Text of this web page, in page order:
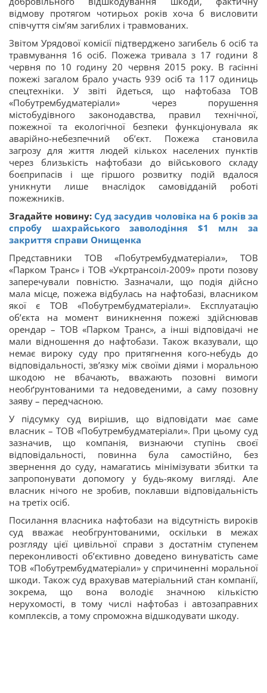
відмову протягом чотирьох років хоча б висловити
співчуття сім’ям загиблих і травмованих.
Звітом Урядової комісії підтверджено загибель 6 осіб та
травмування 16 осіб. Пожежа тривала з 17 години 8
червня по 10 годину 20 червня 2015 року. В гасінні
пожежі загалом брало участь 939 осіб та 117 одиниць
спецтехніки. У звіті йдеться, що нафтобаза ТОВ
«Побутрембудматеріали» через порушення
містобудівного законодавства, правил технічної,
пожежної та екологічної безпеки функціонувала як
аварійно-небезпечний об’єкт. Пожежа становила
загрозу для життя людей кількох населених пунктів
через близькість нафтобази до військового складу
боєприпасів і ще гіршого розвитку подій вдалося
уникнути лише внаслідок самовідданій роботі
пожежників.
Згадайте новину: Суд засудив чоловіка на 6 років за
спробу шахрайського заволодіння $1 млн за
закриття справи Онищенка
Представники ТОВ «Побутрембудматеріали», ТОВ
«Парком Транс» і ТОВ «Укртрансоіл-2009» проти позову
заперечували повністю. Зазначали, що подія дійсно
мала місце, пожежа відбулась на нафтобазі, власником
якої є ТОВ «Побутрембудматеріали». Експлуатацію
об’єкта на момент виникнення пожежі здійснював
орендар – ТОВ «Парком Транс», а інші відповідачі не
мали відношення до нафтобази. Також вказували, що
немає вироку суду про притягнення кого-небудь до
відповідальності, зв’язку між своїми діями і моральною
шкодою не вбачають, вважають позовні вимоги
необґрунтованими та недоведеними, а саму позовну
заяву – передчасною.
У підсумку суд вирішив, що відповідати має саме
власник – ТОВ «Побутрембудматеріали». При цьому суд
зазначив, що компанія, визнаючи ступінь своєї
відповідальності, повинна була самостійно, без
звернення до суду, намагатись мінімізувати збитки та
запропонувати допомогу у будь-якому вигляді. Але
власник нічого не зробив, поклавши відповідальність
на третіх осіб.
Посилання власника нафтобази на відсутність вироків
суд вважає необгрунтованими, оскільки в межах
розгляду цієї цивільної справи з достатнім ступенем
переконливості об’єктивно доведено винуватість саме
ТОВ «Побутрембудматеріали» у спричиненні моральної
шкоди. Також суд врахував матеріальний стан компанії,
зокрема, що вона володіє значною кількістю
нерухомості, в тому числі нафтобаз і автозаправних
комплексів, а тому спроможна відшкодувати шкоду.